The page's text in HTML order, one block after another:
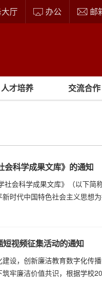
厅 办公 邮
人才培养 交流合作
会科学成果文库》的通知
会科学成果文库》（以下简
时代中国特色社会主义思想
视频征集活动的通知
设，创新廉洁教育数字化传
牢廉洁价值共识，根据学校